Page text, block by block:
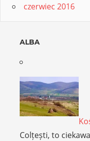
czerwiec 2016
ALBA
Colțești, to